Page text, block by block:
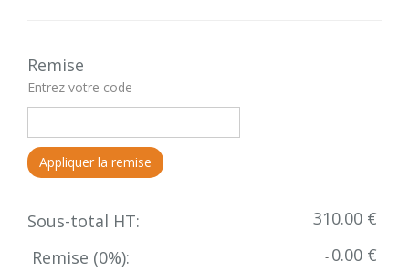
Remise
Entrez votre code
Appliquer la remise
Sous-total HT:
310.00 €
Remise (0%): - 0.00 €